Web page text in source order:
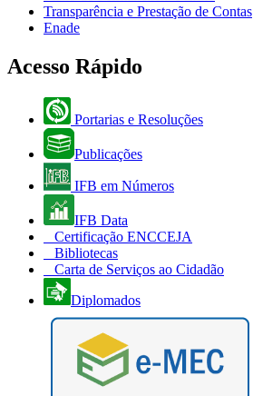
Transparência e Prestação de Contas
Enade
Acesso Rápido
Portarias e Resoluções
Publicações
IFB em Números
IFB Data
Certificação ENCCEJA
Bibliotecas
Carta de Serviços ao Cidadão
Diplomados